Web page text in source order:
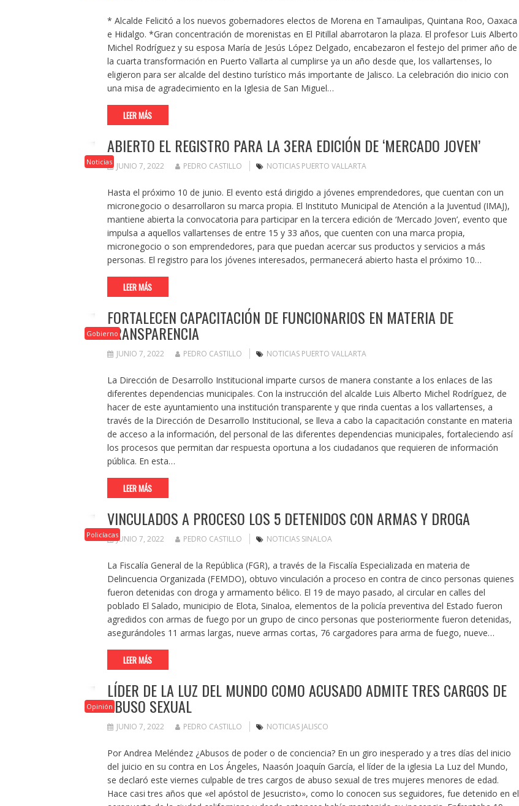
* Alcalde Felicitó a los nuevos gobernadores electos de Morena en Tamaulipas, Quintana Roo, Oaxaca
e Hidalgo. *Gran concentración de morenistas en El Pitillal abarrotaron la plaza. El profesor Luis Alberto
Michel Rodríguez y su esposa María de Jesús López Delgado, encabezaron el festejo del primer año de
la cuarta transformación en Puerto Vallarta al cumplirse ya un año desde que, los vallartenses, lo
eligieron para ser alcalde del destino turístico más importante de Jalisco. La celebración dio inicio con
una misa de agradecimiento en la Iglesia de San Miguel…
LEER MÁS
Noticias
ABIERTO EL REGISTRO PARA LA 3ERA EDICIÓN DE ‘MERCADO JOVEN’
JUNIO 7, 2022 PEDRO CASTILLO NOTICIAS PUERTO VALLARTA
Hasta el próximo 10 de junio. El evento está dirigido a jóvenes emprendedores, que cuentan con un
micronegocio o desarrollaron su marca propia. El Instituto Municipal de Atención a la Juventud (IMAJ),
mantiene abierta la convocatoria para participar en la tercera edición de ‘Mercado Joven’, evento que
impulsa a aquellos vallartenses de entre 15 y 33 años, que cuenten con una marca propia,
micronegocio o son emprendedores, para que puedan acercar sus productos y servicios a más
personas. El registro para los jóvenes interesados, permanecerá abierto hasta el próximo 10…
LEER MÁS
Gobierno
FORTALECEN CAPACITACIÓN DE FUNCIONARIOS EN MATERIA DE
TRANSPARENCIA
JUNIO 7, 2022 PEDRO CASTILLO NOTICIAS PUERTO VALLARTA
La Dirección de Desarrollo Institucional imparte cursos de manera constante a los enlaces de las
diferentes dependencias municipales. Con la instrucción del alcalde Luis Alberto Michel Rodríguez, de
hacer de este ayuntamiento una institución transparente y que rinda cuentas a los vallartenses, a
través de la Dirección de Desarrollo Institucional, se lleva a cabo la capacitación constante en materia
de acceso a la información, del personal de las diferentes dependencias municipales, fortaleciendo así
los procesos que permitan dar respuesta oportuna a los ciudadanos que requieren de información
pública. En esta…
LEER MÁS
Policíacas
VINCULADOS A PROCESO LOS 5 DETENIDOS CON ARMAS Y DROGA
JUNIO 7, 2022 PEDRO CASTILLO NOTICIAS SINALOA
La Fiscalía General de la República (FGR), a través de la Fiscalía Especializada en materia de
Delincuencia Organizada (FEMDO), obtuvo vinculación a proceso en contra de cinco personas quienes
fueron detenidas con droga y armamento bélico. El 19 de mayo pasado, al circular en calles del
poblado El Salado, municipio de Elota, Sinaloa, elementos de la policía preventiva del Estado fueron
agredidos con armas de fuego por un grupo de cinco personas que posteriormente fueron detenidas,
asegurándoles 11 armas largas, nueve armas cortas, 76 cargadores para arma de fuego, nueve…
LEER MÁS
Opinión
LÍDER DE LA LUZ DEL MUNDO COMO ACUSADO ADMITE TRES CARGOS DE
ABUSO SEXUAL
JUNIO 7, 2022 PEDRO CASTILLO NOTICIAS JALISCO
Por Andrea Meléndez ¿Abusos de poder o de conciencia? En un giro inesperado y a tres días del inicio
del juicio en su contra en Los Ángeles, Naasón Joaquín García, el líder de la iglesia La Luz del Mundo,
se declaró este viernes culpable de tres cargos de abuso sexual de tres mujeres menores de edad.
Hace casi tres años que «el apóstol de Jesucristo», como lo conocen sus seguidores, fue detenido en el